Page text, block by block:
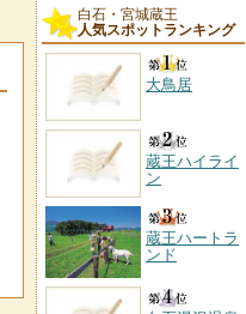
白石・宮城蔵王
人気スポットランキング
大鳥居
蔵王ハイライ
ン
蔵王ハートラ
ンド